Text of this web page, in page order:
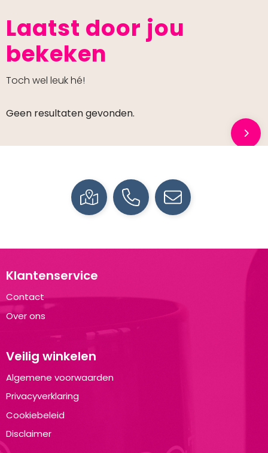
Laatst door jou
bekeken
Toch wel leuk hé!
Geen resultaten gevonden.
Klantenservice
Contact
Over ons
Veilig winkelen
Algemene voorwaarden
Privacyverklaring
Cookiebeleid
Disclaimer